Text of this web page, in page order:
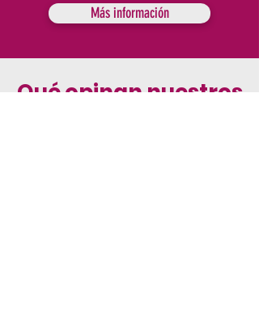
Más información
Qué opinan nuestros